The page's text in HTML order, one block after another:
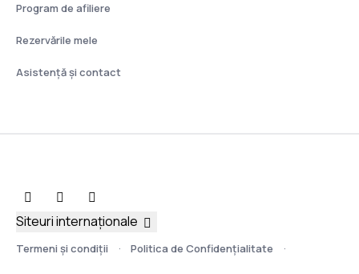
Program de afiliere
Rezervările mele
Asistenţă şi contact
Termeni şi condiţii Politica de Confidențialitate
Siteuri internaționale